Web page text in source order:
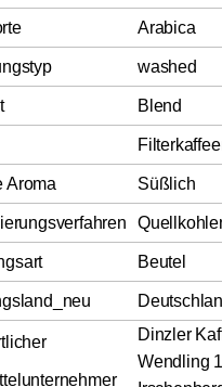
Arabica
washed
Blend
Aroma Süßlich
Beutel
Dinzler
Wendling